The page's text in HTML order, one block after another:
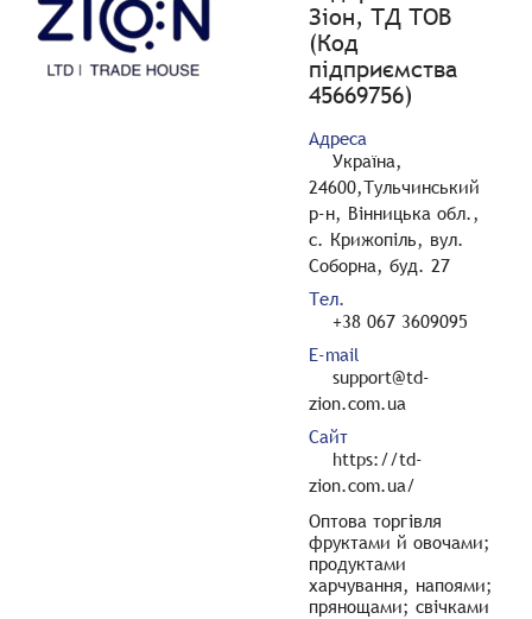
Зіон, ТД ТОВ
(Код
підприємства
45669756)
Адреса
Україна,
24600,Тульчинський
р-н, Вінницька обл.,
с. Крижопіль, вул.
Соборна, буд. 27
Тел.
+38 067 3609095
E-mail
support@td-
zion.com.ua
Сайт
https://td-
zion.com.ua/
Оптова торгівля
фруктами й овочами;
продуктами
харчування, напоями;
прянощами; свічками